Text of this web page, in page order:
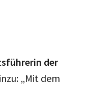
der
„Mit dem